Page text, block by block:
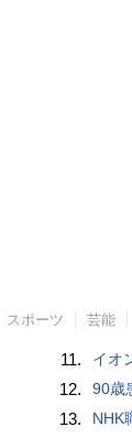
スポーツ 芸能
11. イオ
12. 90歳
13. NHK